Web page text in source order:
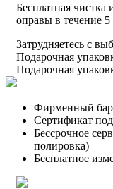
Бесплатная чистка
оправы в течение 5
Затрудняетесь с
Подарочная
Подарочная
Фирменный
Сертификат
Бессрочное
полировка)
Бесплатное